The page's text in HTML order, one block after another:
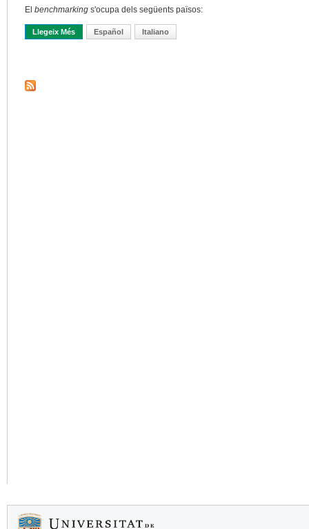
El benchmarking s'ocupa dels següents països:
Llegeix Més Sobre França Informa D’un Benchmarking Internacional De
Español Italiano